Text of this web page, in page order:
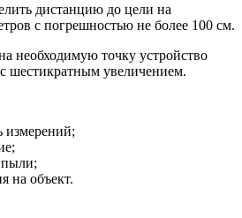
дистанцию до цели на
с погрешностью не более 100 см.
необходимую точку устройство
шестикратным увеличением.
измерений;
пыли;
на объект.